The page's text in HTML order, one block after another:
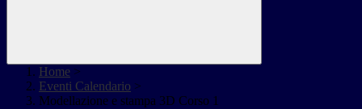
Home >
Eventi Calendario >
Modellazione e stampa 3D Corso 1